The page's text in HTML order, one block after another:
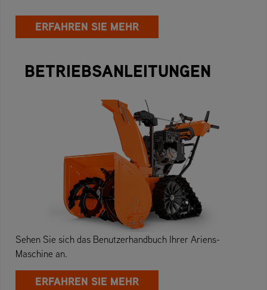
ERFAHREN SIE MEHR
BETRIEBSANLEITUNGEN
Sehen Sie sich das Benutzerhandbuch Ihrer Ariens-
Maschine an.
ERFAHREN SIE MEHR